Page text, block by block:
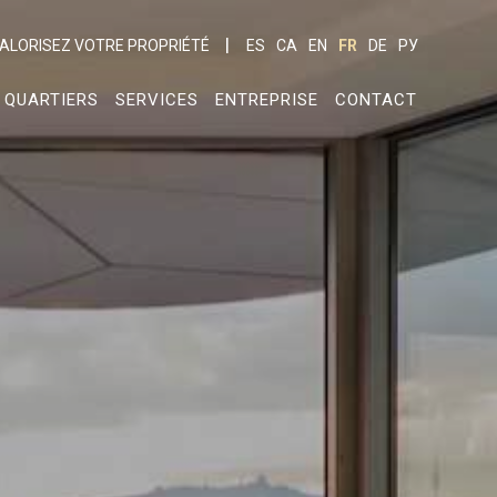
VOTRE PROPRIÉTÉ ES CA EN FR DE РУ
QUARTIERS SERVICES ENTREPRISE CONTACT